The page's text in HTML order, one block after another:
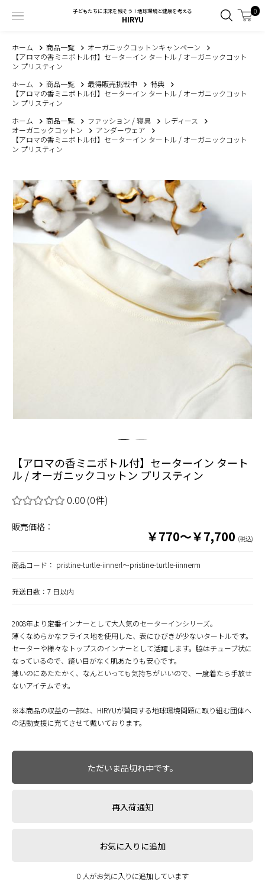
子どもたちに未来を残そう！地球環境と健康を考える
HIRYU
0
ホーム 商品一覧
オーガニックコットンキャンペーン
【アロマの香ミニボトル付】セーターイン タートル / オーガニックコット
ン プリスティン
ホーム
商品一覧 最得販売挑戦中
特典
【アロマの香ミニボトル付】セーターイン タートル / オーガニックコット
ン プリスティン
ホーム
商品一覧 ファッション / 寝具
レディース
オーガニックコットン
アンダーウェア
【アロマの香ミニボトル付】セーターイン タートル / オーガニックコット
ン プリスティン
【アロマの香ミニボトル付】セーターイン タート
ル / オーガニックコットン プリスティン
0.00 (0件)
販売価格：
￥770～￥7,700 (税込)
商品コード： pristine-turtle-iinnerl～pristine-turtle-iinnerm
発送日数：7 日以内
2008年より定番インナーとして大人気のセーターインシリーズ。
薄くなめらかなフライス地を使用した、表にひびきが少ないタートルです。
セーターや様々なトップスのインナーとして活躍します。脇はチューブ状に
なっているので、縫い目がなく肌あたりも安心です。
薄いのにあたたかく、なんといっても気持ちがいいので、一度着たら手放せ
ないアイテムです。
※本商品の収益の一部は、HIRYUが賛同する地球環境問題に取り組む団体へ
の活動支援に充てさせて戴いております。
ただいま品切れ中です。
再入荷通知
お気に入りに追加
0 人がお気に入りに追加しています